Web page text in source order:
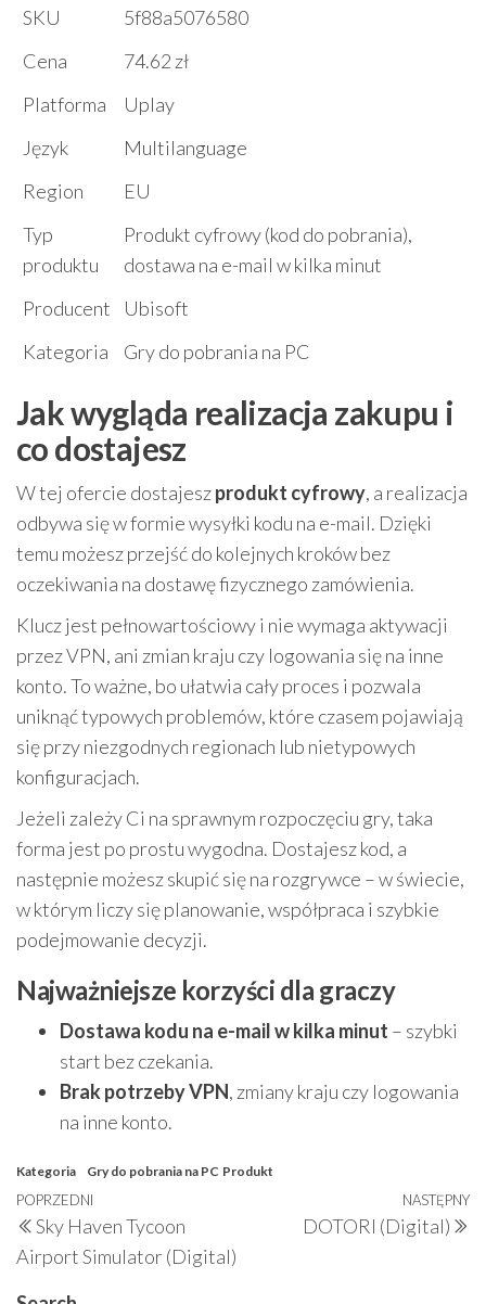
SKU
5f88a5076580
Cena
74.62 zł
Platforma
Uplay
Język
Multilanguage
Region
EU
Typ
produktu
Produkt cyfrowy (kod do pobrania),
dostawa na e-mail w kilka minut
Producent
Ubisoft
Kategoria
Gry do pobrania na PC
Jak wygląda realizacja zakupu i
co dostajesz
W tej ofercie dostajeszprodukt cyfrowy, a realizacja
odbywa się w formie wysyłki kodu na e-mail. Dzięki
temu możesz przejść do kolejnych kroków bez
oczekiwania na dostawę fizycznego zamówienia.
Klucz jest pełnowartościowy i nie wymaga aktywacji
przez VPN, ani zmian kraju czy logowania się na inne
konto. To ważne, bo ułatwia cały proces i pozwala
uniknąć typowych problemów, które czasem pojawiają
się przy niezgodnych regionach lub nietypowych
konfiguracjach.
Jeżeli zależy Ci na sprawnym rozpoczęciu gry, taka
forma jest po prostu wygodna. Dostajesz kod, a
następnie możesz skupić się na rozgrywce – w świecie,
w którym liczy się planowanie, współpraca i szybkie
podejmowanie decyzji.
Najważniejsze korzyści dla graczy
Dostawa kodu na e-mail w kilka minut – szybki
start bez czekania.
Brak potrzeby VPN, zmiany kraju czy logowania
na inne konto.
Kategoria Gry do pobrania na PC Produkt
Nawigacja
wpisu
Poprzedni
wpis
POPRZEDNI
Sky Haven Tycoon
Airport Simulator (Digital)
NASTĘPNY
DOTORI (Digital)